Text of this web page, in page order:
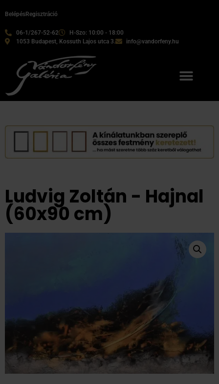
06-1/267-52-62
H-Szo: 10:00 - 18:00
1053 Budapest, Kossuth Lajos utca 3.
info@vandorfeny.hu
BelépésRegisztráció
Ludvig Zoltán - Hajnal
(60x90 cm)